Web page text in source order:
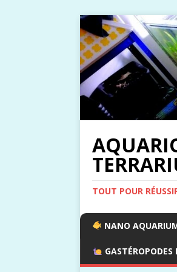
TOUT POUR
NANO